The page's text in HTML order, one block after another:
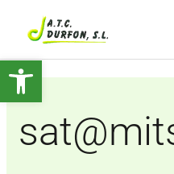
Obre la barra d'eines